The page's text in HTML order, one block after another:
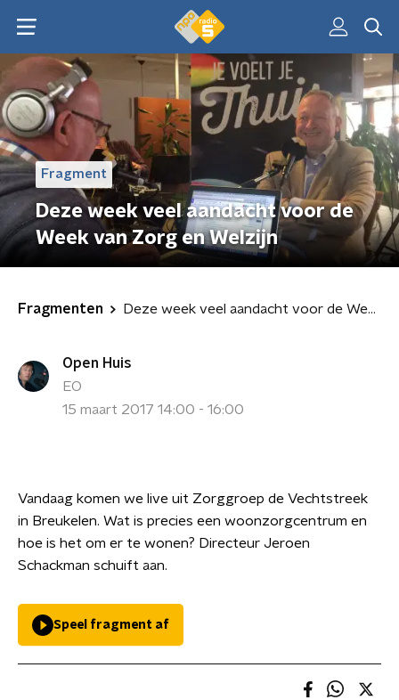
Fragment
Deze week veel aandacht voor de
Week van Zorg en Welzijn
Fragmenten Deze week veel aandacht voor de Week van Zorg en Welzijn
Open Huis
EO
15 maart 2017 14:00 - 16:00
Vandaag komen we live uit Zorggroep de Vechtstreek
in Breukelen. Wat is precies een woonzorgcentrum en
hoe is het om er te wonen? Directeur Jeroen
Schackman schuift aan.
Speel fragment af